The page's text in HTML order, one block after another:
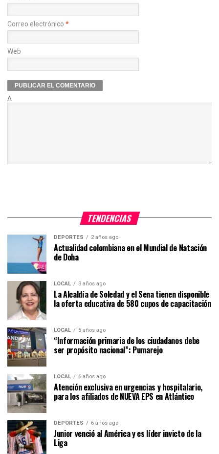
Correo electrónico *
Web
Δ
TENDENCIAS
DEPORTES 2 años ago
Actualidad colombiana en el Mundial de Natación
de Doha
LOCAL 3 años ago
La Alcaldía de Soledad y el Sena tienen disponible
la oferta educativa de 580 cupos de capacitación
LOCAL 5 años ago
“Información primaria de los ciudadanos debe
ser propósito nacional”: Pumarejo
LOCAL 6 años ago
Atención exclusiva en urgencias y hospitalario,
para los afiliados de NUEVA EPS en Atlántico
DEPORTES 6 años ago
Junior venció al América y es líder invicto de la
Liga